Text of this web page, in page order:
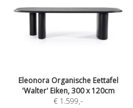
Eleonora Organische Eettafel
'Walter' Eiken, 300 x 120cm
€ 1.599,-